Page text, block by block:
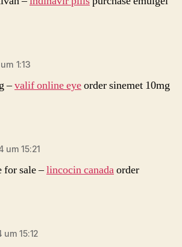
1:13
–valif online eyeorder sinemet 10mg
um 15:21
for sale –lincocin canadaorder
15:12